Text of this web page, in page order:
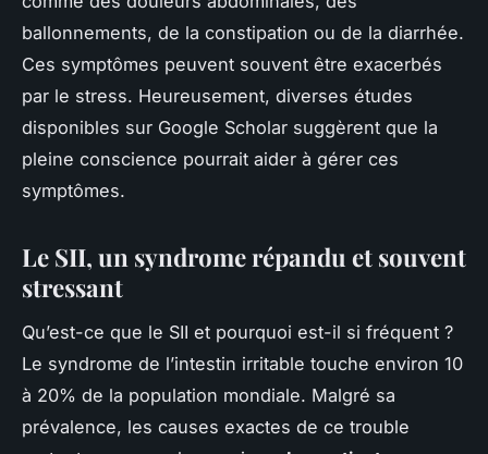
ballonnements, de la constipation ou de la diarrhée.
Ces symptômes peuvent souvent être exacerbés
par le stress. Heureusement, diverses études
disponibles sur Google Scholar suggèrent que la
pleine conscience pourrait aider à gérer ces
symptômes.
Le SII, un syndrome répandu et souvent
stressant
Qu’est-ce que le SII et pourquoi est-il si fréquent ?
Le syndrome de l’intestin irritable touche environ 10
à 20% de la population mondiale. Malgré sa
prévalence, les causes exactes de ce trouble